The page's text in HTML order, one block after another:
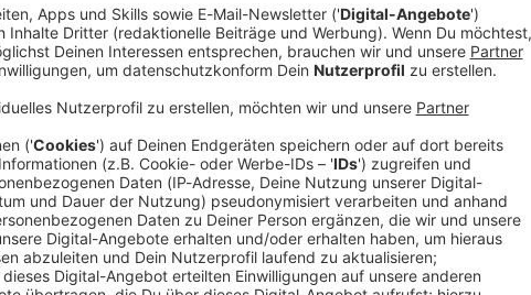
den Wunsch wegen einer Allergie aber nicht
Universitätsspitals Zürichhaben eine neue
helfen könnte.
Einen Impfstoff - aber nicht
selbst.
geholfen werden
körpereigeneProtein bei Katzenmit dem
deutsch: Hauskatze). Es wird durch
Die Forscher aus der